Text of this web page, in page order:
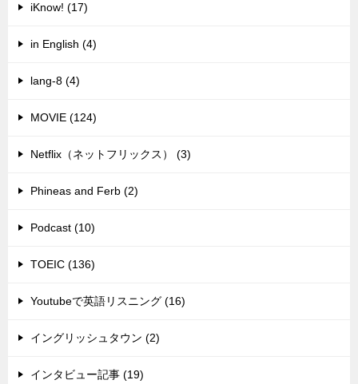
iKnow! (17)
in English (4)
lang-8 (4)
MOVIE (124)
Netflix（ネットフリックス） (3)
Phineas and Ferb (2)
Podcast (10)
TOEIC (136)
Youtubeで英語リスニング (16)
イングリッシュタウン (2)
インタビュー記事 (19)